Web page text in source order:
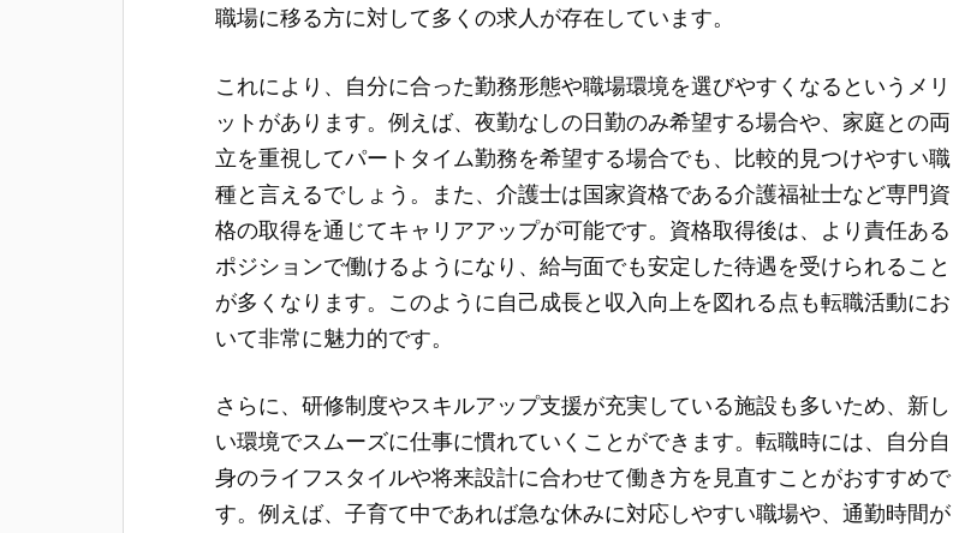
職場に移る方に対して多くの求人が存在しています。
これにより、自分に合った勤務形態や職場環境を選びやすくなるというメリ
ットがあります。例えば、夜勤なしの日勤のみ希望する場合や、家庭との両
立を重視してパートタイム勤務を希望する場合でも、比較的見つけやすい職
種と言えるでしょう。また、介護士は国家資格である介護福祉士など専門資
格の取得を通じてキャリアアップが可能です。資格取得後は、より責任ある
ポジションで働けるようになり、給与面でも安定した待遇を受けられること
が多くなります。このように自己成長と収入向上を図れる点も転職活動にお
いて非常に魅力的です。
さらに、研修制度やスキルアップ支援が充実している施設も多いため、新し
い環境でスムーズに仕事に慣れていくことができます。転職時には、自分自
身のライフスタイルや将来設計に合わせて働き方を見直すことがおすすめで
す。例えば、子育て中であれば急な休みに対応しやすい職場や、通勤時間が